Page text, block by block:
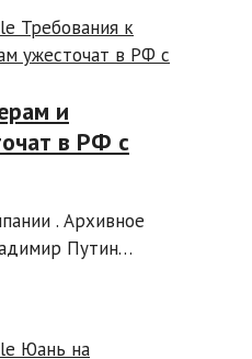
и
в РФ с
. Архивное
Путин…